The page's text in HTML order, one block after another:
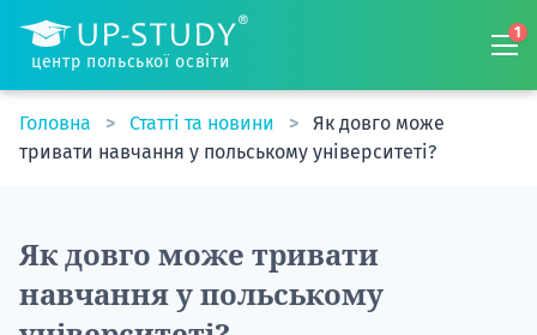
центр польської освіти
1
Головна Статті та новини
Як довго може
тривати навчання у польському університеті?
Як довго може тривати
навчання у польському